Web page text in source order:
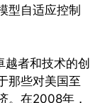
型自适应控制
越者和技术的创
那些对美国至
。在2008年，